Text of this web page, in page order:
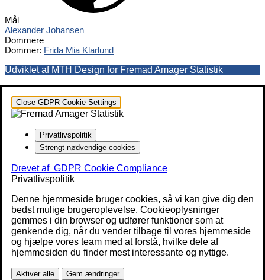
Mål
Alexander Johansen
Dommere
Dommer: Frida Mia Klarlund
Udviklet af MTH Design for Fremad Amager Statistik
Close GDPR Cookie Settings
Privatlivspolitik
Strengt nødvendige cookies
Drevet af GDPR Cookie Compliance
Privatlivspolitik
Denne hjemmeside bruger cookies, så vi kan give dig den
bedst mulige brugeroplevelse. Cookieoplysninger
gemmes i din browser og udfører funktioner som at
genkende dig, når du vender tilbage til vores hjemmeside
og hjælpe vores team med at forstå, hvilke dele af
hjemmesiden du finder mest interessante og nyttige.
Aktiver alle Gem ændringer